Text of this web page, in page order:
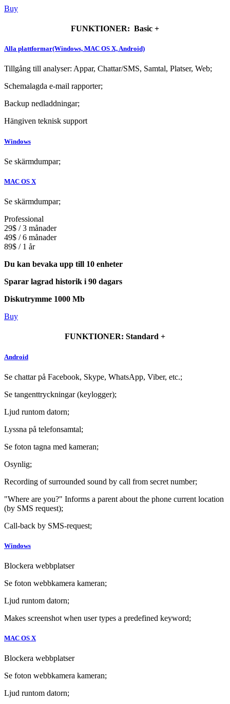
Buy
FUNKTIONER: Basic +
Alla plattformar(Windows, MAC OS X, Android)
Tillgång till analyser: Appar, Chattar/SMS, Samtal, Platser, Web;
Schemalagda e-mail rapporter;
Backup nedladdningar;
Hängiven teknisk support
Windows
Se skärmdumpar;
MAC OS X
Se skärmdumpar;
Professional
29$ / 3 månader
49$ / 6 månader
89$ / 1 år
Du kan bevaka upp till 10 enheter
Sparar lagrad historik i 90 dagars
Diskutrymme 1000 Mb
Buy
FUNKTIONER: Standard +
Android
Se chattar på Facebook, Skype, WhatsApp, Viber, etc.;
Se tangenttryckningar (keylogger);
Ljud runtom datorn;
Lyssna på telefonsamtal;
Se foton tagna med kameran;
Osynlig;
Recording of surrounded sound by call from secret number;
"Where are you?" Informs a parent about the phone current location
(by SMS request);
Call-back by SMS-request;
Windows
Blockera webbplatser
Se foton webbkamera kameran;
Ljud runtom datorn;
Makes screenshot when user types a predefined keyword;
MAC OS X
Blockera webbplatser
Se foton webbkamera kameran;
Ljud runtom datorn;